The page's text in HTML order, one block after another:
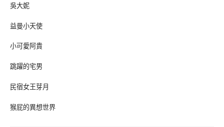
吳大妮
益曼小天使
小可愛阿貴
跳躍的宅男
民宿女王芽月
猴屁的異想世界